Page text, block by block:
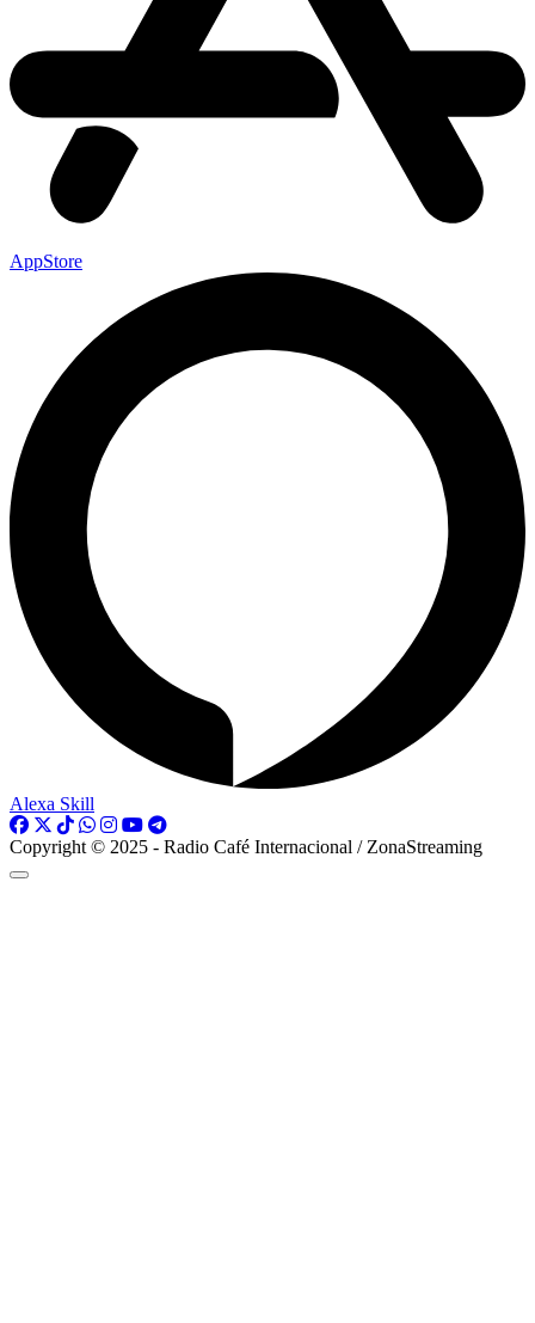
AppStore
Alexa Skill
Copyright © 2025 - Radio Café Internacional / ZonaStreaming